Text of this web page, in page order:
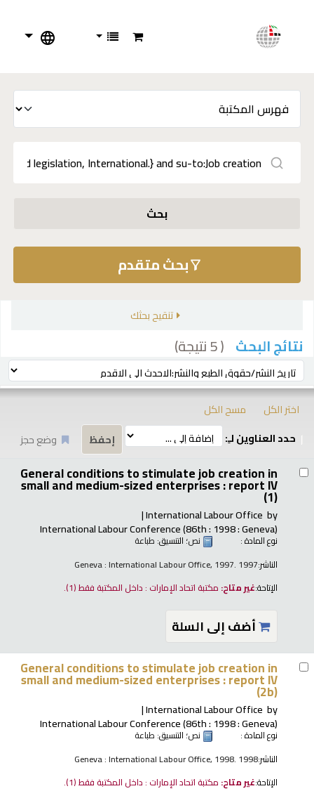
بحث
بحث متقدم
تنقيح بحثك
نتائج البحث ( 5 نتيجة)
ترتيب بواسطة:
اختر الكل
مسح الكل
حدد العناوين لـِ:
وضع حجز
General conditions to stimulate job creation in
small and medium-sized enterprises : report IV
(1)
by
International Labour Office
International Labour Conference (86th : 1998 : Geneva)
نوع المادة : نص؛ التنسيق: طباعة
الناشر:Geneva : International Labour Office, 1997. 1997
الإتاحة:غير متاح: مكتبة اتحاد الإمارات : داخل المكتبة فقط(1).
أضف إلى السلة
General conditions to stimulate job creation in
small and medium-sized enterprises : report IV
(2b)
by
International Labour Office
International Labour Conference (86th : 1998 : Geneva)
نوع المادة : نص؛ التنسيق: طباعة
الناشر:Geneva : International Labour Office, 1998. 1998
الإتاحة:غير متاح: مكتبة اتحاد الإمارات : داخل المكتبة فقط(1).